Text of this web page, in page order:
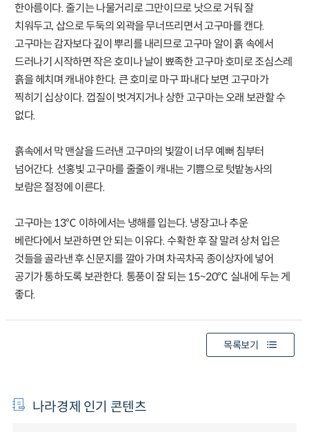
한아름이다. 줄기는 나물거리로 그만이므로 낫으로 거둬 잘
치워두고, 삽으로 두둑의 외곽을 무너뜨리면서 고구마를 캔다.
고구마는 감자보다 깊이 뿌리를 내리므로 고구마 알이 흙 속에서
드러나기 시작하면 작은 호미나 날이 뾰족한 고구마 호미로 조심스레
흙을 헤치며 캐내야 한다. 큰 호미로 마구 파내다 보면 고구마가
찍히기 십상이다. 껍질이 벗겨지거나 상한 고구마는 오래 보관할 수
없다.
흙속에서 막 맨살을 드러낸 고구마의 빛깔이 너무 예뻐 침부터
넘어간다. 선홍빛 고구마를 줄줄이 캐내는 기쁨으로 텃밭농사의
보람은 절정에 이른다.
고구마는 13℃ 이하에서는 냉해를 입는다. 냉장고나 추운
베란다에서 보관하면 안 되는 이유다. 수확한 후 잘 말려 상처 입은
것들을 골라낸 후 신문지를 깔아 가며 차곡차곡 종이상자에 넣어
공기가 통하도록 보관한다. 통풍이 잘 되는 15~20℃ 실내에 두는 게
좋다.
목록보기
나라경제 인기 콘텐츠